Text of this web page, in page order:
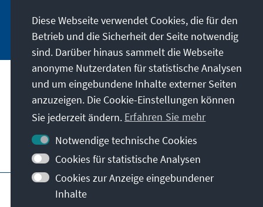
Jetzt abonnieren
Unser Auftrag
Kontakt
Weitere Angebote der Stiftung
Impressum
Datenschutz
Nutzungsbedingungen
Diese Webseite verwendet Cookies, die für den
Betrieb und die Sicherheit der Seite notwendig
sind. Darüber hinaus sammelt die Webseite
anonyme Nutzerdaten für statistische Analysen
und um eingebundene Inhalte externer Seiten
anzuzeigen. Die Cookie-Einstellungen können
Sie jederzeit ändern. Erfahren Sie mehr
Notwendige technische Cookies
Cookies für statistische Analysen
Cookies zur Anzeige eingebundener
Inhalte